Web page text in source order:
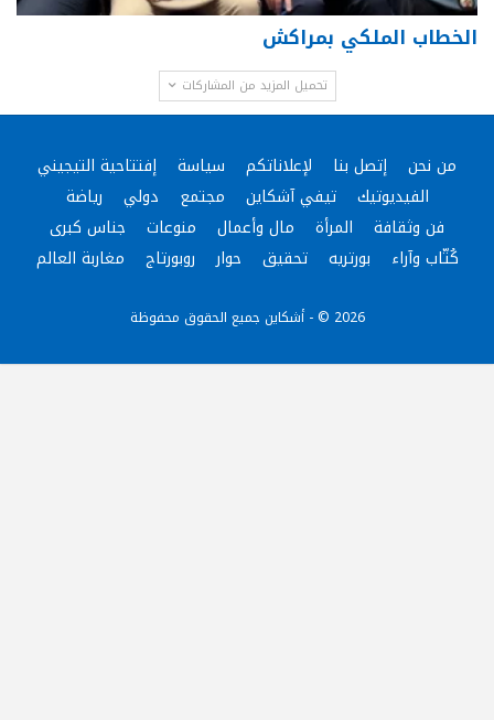
الخطاب الملكي بمراكش
تحميل المزيد من المشاركات
من نحن إتصل بنا لإعلاناتكم سياسة
إفتتاحية التيجيني
الفيديوتيك
تيفي آشكاين مجتمع دولي
رياضة
فن وثقافة
المرأة مال وأعمال منوعات
جناس كبرى
كُتّاب وآراء
بورتريه تحقيق حوار روبورتاج مغاربة العالم
2026 © - أشكاين جميع الحقوق محفوظة